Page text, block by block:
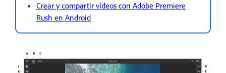
Crear y compartir vídeos con Adobe Premiere
Rush en Android